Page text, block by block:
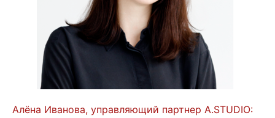
Алёна Иванова, управляющий партнер A.STUDIO: